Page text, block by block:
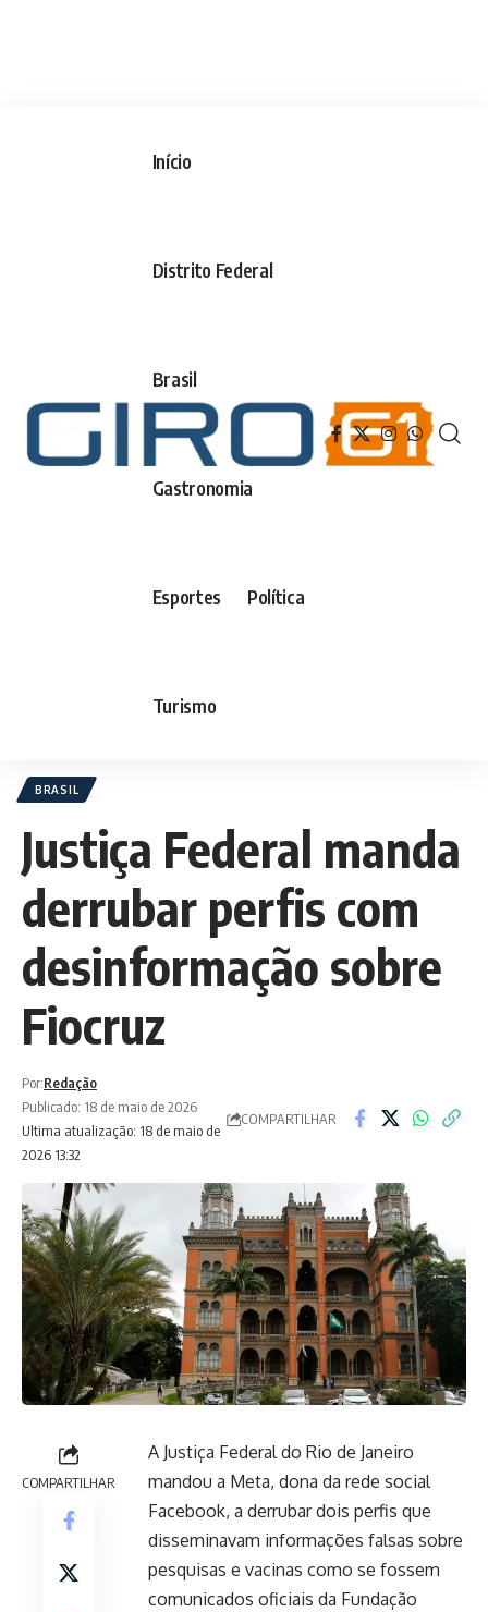
Início
Distrito Federal
Brasil
Gastronomia
Esportes Política
Turismo
BRASIL
Justiça Federal manda
derrubar perfis com
desinformação sobre
Fiocruz
Ultima atualização: 18 de maio de
2026 13:32
Por:Redação
Publicado: 18 de maio de 2026
COMPARTILHAR
COMPARTILHAR
A Justiça Federal do Rio de Janeiro
mandou a Meta, dona da rede social
Facebook, a derrubar dois perfis que
disseminavam informações falsas sobre
pesquisas e vacinas como se fossem
comunicados oficiais da Fundação